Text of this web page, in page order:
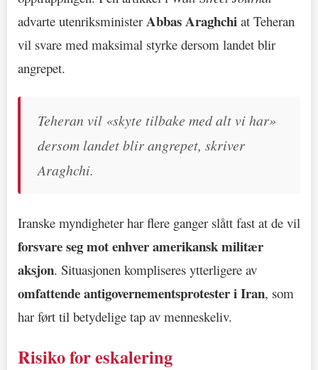
advarte utenriksministerAbbas Araghchi at Teheran
vil svare med maksimal styrke dersom landet blir
angrepet.
Teheran vil «skyte tilbake med alt vi har»
dersom landet blir angrepet, skriver
Araghchi.
Iranske myndigheter har flere ganger slått fast at de vil
forsvare seg mot enhver amerikansk militær
aksjon. Situasjonen kompliseres ytterligere av
omfattende antigovernementsprotester i Iran, som
har ført til betydelige tap av menneskeliv.
Risiko for eskalering